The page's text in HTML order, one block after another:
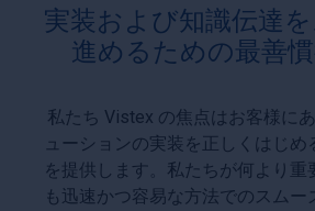
実装および知識伝達
進めるための最善
私たち Vistex の焦点はお客様に
ューションの実装を正しくはじめ
を提供します。私たちが何より重
も迅速かつ容易な方法でのスムー